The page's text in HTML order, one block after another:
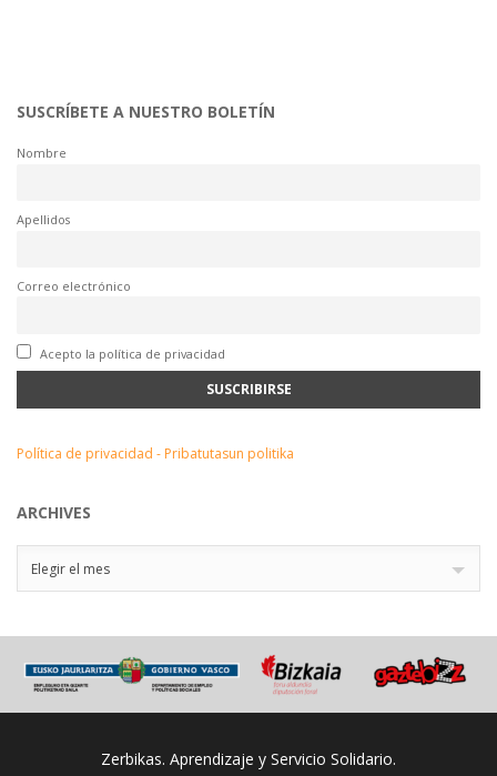
SUSCRÍBETE A NUESTRO BOLETÍN
Nombre
Apellidos
Correo electrónico
Acepto la política de privacidad
Política de privacidad - Pribatutasun politika
ARCHIVES
Elegir el mes
Zerbikas. Aprendizaje y Servicio Solidario.